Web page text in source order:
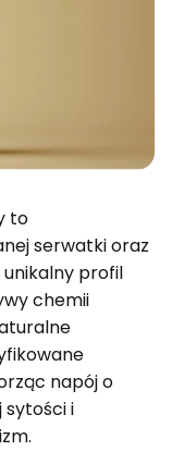
to
serwatki oraz
profil
chemii
napój o
sytości i